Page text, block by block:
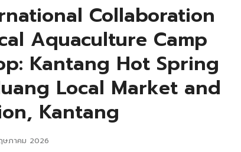
Collaboration
Aquaculture Camp
Kantang Hot Spring
Local Market and
Kantang
ษภาคม 2026